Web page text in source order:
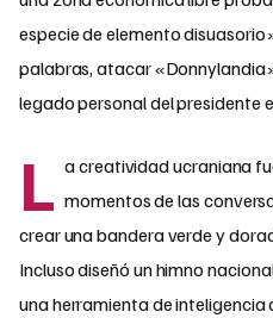
especie de elemento
palabras, atacar
legado personal del presidente
L a creatividad ucraniana
momentos de las
crear una bandera verde y
Incluso diseñó un himno
una herramienta de